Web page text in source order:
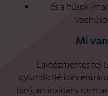
és a húsok
Mi
Laktózmentes tej
gyümölcslé
birs), antioxidáns